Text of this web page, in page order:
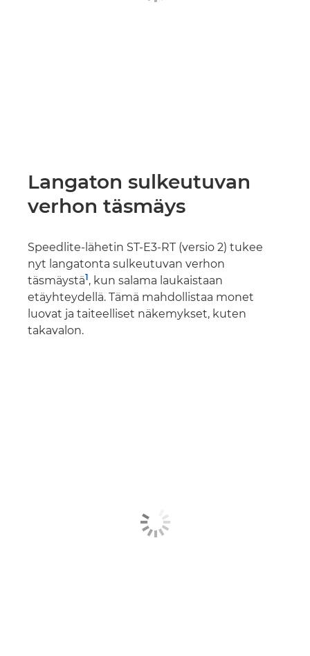
Langaton sulkeutuvan
verhon täsmäys
Speedlite-lähetin ST-E3-RT (versio 2) tukee
nyt langatonta sulkeutuvan verhon
täsmäystä1, kun salama laukaistaan
etäyhteydellä. Tämä mahdollistaa monet
luovat ja taiteelliset näkemykset, kuten
takavalon.